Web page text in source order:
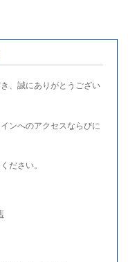
、誠にありがとうござい
ンへのアクセスならびに
ださい。